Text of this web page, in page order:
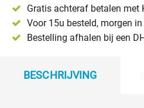
Gratis achteraf betalen met
Voor 15u besteld, morgen
Bestelling afhalen bij een
BESCHRIJVING